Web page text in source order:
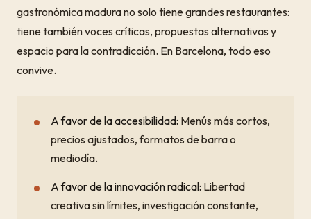
gastronómica madura no solo tiene grandes restaurantes:
tiene también voces críticas, propuestas alternativas y
espacio para la contradicción. En Barcelona, todo eso
convive.
A favor de la accesibilidad: Menús más cortos,
precios ajustados, formatos de barra o
mediodía.
A favor de la innovación radical: Libertad
creativa sin límites, investigación constante,